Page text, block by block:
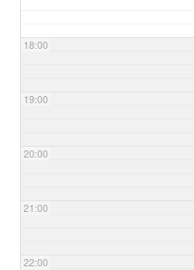
18:00
19:00
20:00
21:00
22:00